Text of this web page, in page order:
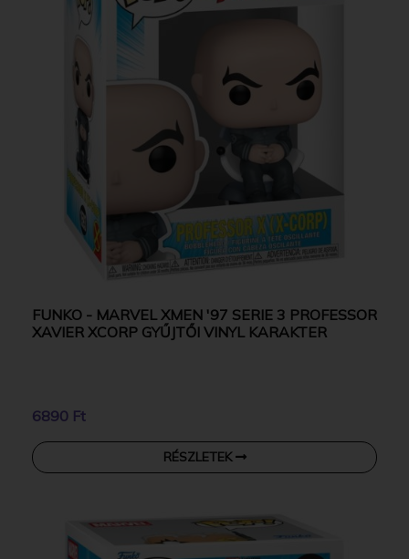
FUNKO - MARVEL XMEN '97 SERIE 3 PROFESSOR
XAVIER XCORP GYŰJTŐI VINYL KARAKTER
6890 Ft
RÉSZLETEK